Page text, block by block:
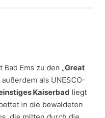
Ems zu den „Great
außerdem als UNESCO-
Kaiserbad liegt
in die bewaldeten